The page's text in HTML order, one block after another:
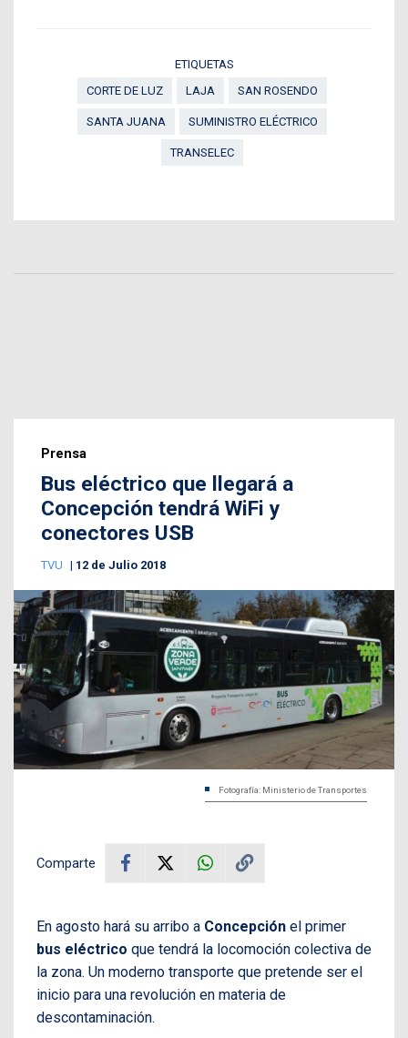
ETIQUETAS
CORTE DE LUZ
LAJA SAN ROSENDO
SANTA JUANA SUMINISTRO ELÉCTRICO
TRANSELEC
Prensa
Bus eléctrico que llegará a
Concepción tendrá WiFi y
conectores USB
TVU 12 de Julio 2018
Fotografía: Ministerio de Transportes
Comparte
En agosto hará su arribo a Concepción el primer
bus eléctrico que tendrá la locomoción colectiva de
la zona. Un moderno transporte que pretende ser el
inicio para una revolución en materia de
descontaminación.